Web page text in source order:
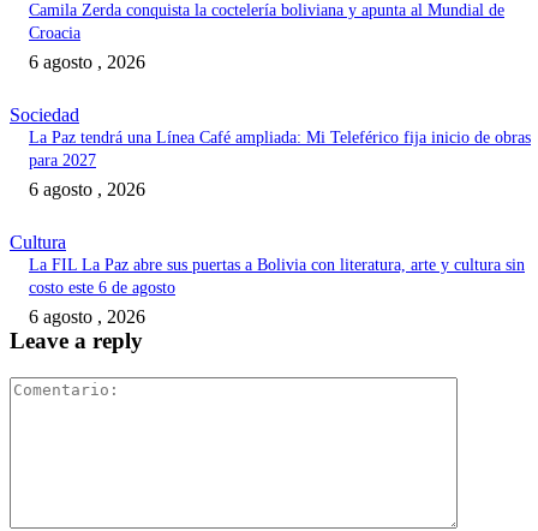
Camila Zerda conquista la coctelería boliviana y apunta al Mundial de
Croacia
6 agosto , 2026
Sociedad
La Paz tendrá una Línea Café ampliada: Mi Teleférico fija inicio de obras
para 2027
6 agosto , 2026
Cultura
La FIL La Paz abre sus puertas a Bolivia con literatura, arte y cultura sin
costo este 6 de agosto
6 agosto , 2026
Leave a reply